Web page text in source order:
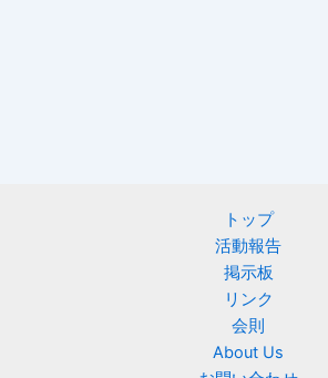
トップ
活動報告
掲示板
リンク
会則
About Us